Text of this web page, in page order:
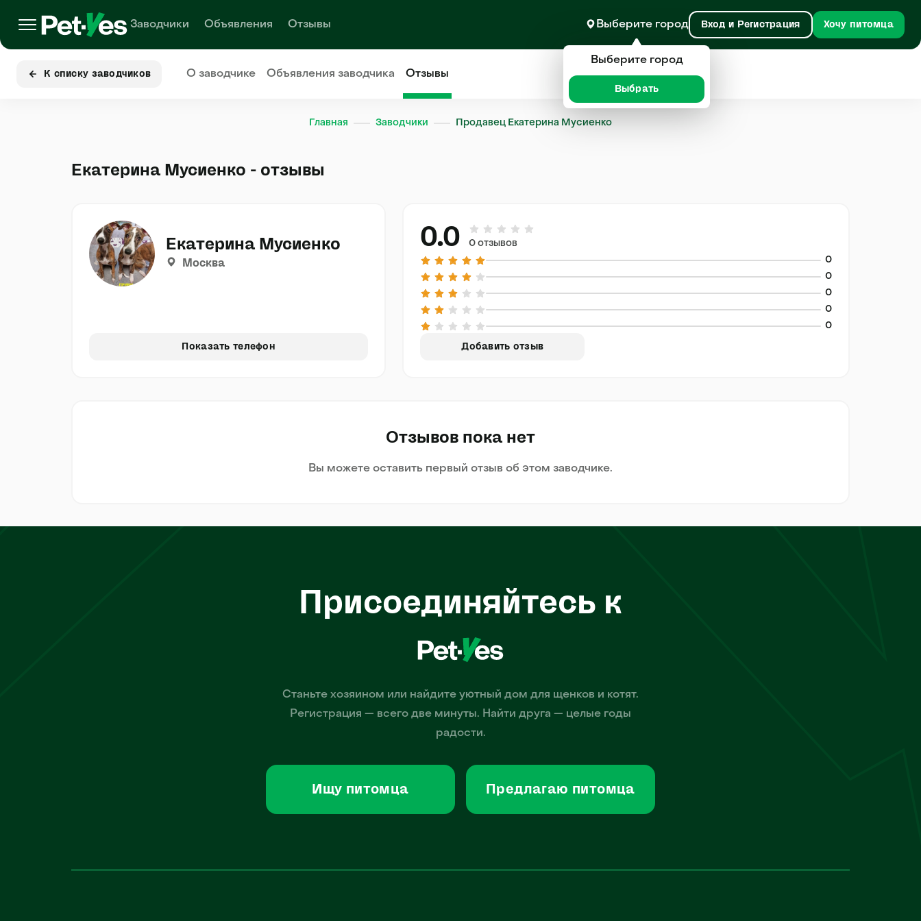
Заводчики Объявления Отзывы Выберите город Вход и Регистрация Хочу питомца
К списку заводчиков О заводчике Объявлениязаводчика Отзывы
Главная Заводчики Продавец Екатерина Мусиенко
Екатерина Мусиенко - отзывы
Екатерина Мусиенко
Москва
Показать телефон
0.0
0 отзывов
0
0
0
0
0
Добавить отзыв
Отзывов пока нет
Вы можете оставить первый отзыв об этом заводчике.
Присоединяйтесь к
Станьте хозяином или найдите уютный дом для щенков и котят.
Регистрация — всего две минуты. Найти друга — целые годы
радости.
Ищу питомца Предлагаю питомца
Выберите город
Выбрать